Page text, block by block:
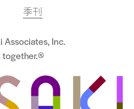
季刊
Inc.
together.®